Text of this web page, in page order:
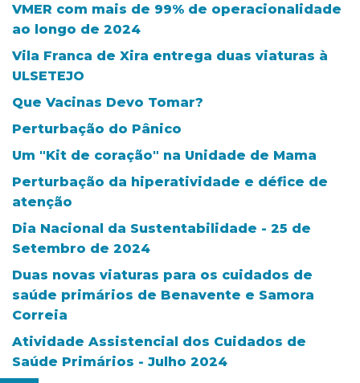
VMER com mais de 99% de operacionalidade
ao longo de 2024
Vila Franca de Xira entrega duas viaturas à
ULSETEJO
Que Vacinas Devo Tomar?
Perturbação do Pânico
Um "Kit de coração" na Unidade de Mama
Perturbação da hiperatividade e défice de
atenção
Dia Nacional da Sustentabilidade - 25 de
Setembro de 2024
Duas novas viaturas para os cuidados de
saúde primários de Benavente e Samora
Correia
Atividade Assistencial dos Cuidados de
Saúde Primários - Julho 2024